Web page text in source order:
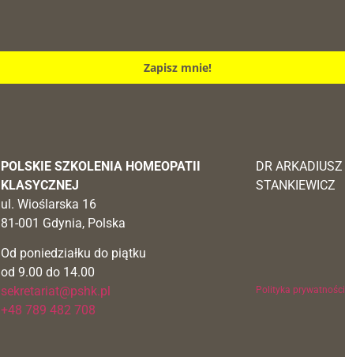
Zapisz mnie!
POLSKIE SZKOLENIA HOMEOPATII
KLASYCZNEJ
ul. Wioślarska 16
81-001 Gdynia, Polska
Od poniedziałku do piątku
od 9.00 do 14.00
sekretariat@pshk.pl
+48 789 482 708
DR ARKADIUSZ
STANKIEWICZ
Polityka prywatności